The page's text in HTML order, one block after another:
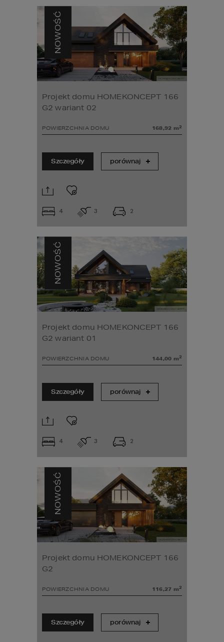
NOWOŚĆ
Projekt domu HOMEKONCEPT 166
G2 wariant 02
POWIERZCHNIA DOMU 168,92 m2
4 3 2
Szczegóły porównaj
NOWOŚĆ
Projekt domu HOMEKONCEPT 166
G2 wariant 01
POWIERZCHNIA DOMU 144,00 m2
4 3 2
Szczegóły porównaj
NOWOŚĆ
Projekt domu HOMEKONCEPT 166
G2
POWIERZCHNIA DOMU 116,27 m2
Szczegóły porównaj